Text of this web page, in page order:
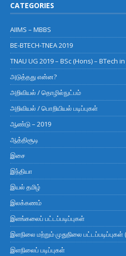
CATEGORIES
AIIMS – MBBS
BE-BTECH-TNEA 2019
TNAU UG 2019 – BSc (Hons) – BTech
அடுத்தது என்ன?
அறிவியல் / தொழில்நுட்பம்
அறிவியல் / பொறியியல் படிப்புகள்
ஆண்டு – 2019
ஆத்திசூடி
இசை
இந்தியா
இயல் தமிழ்
இலக்கணம்
இளங்கலைப் பட்டப்படிப்புகள்
இளநிலை மற்றும் முதுநிலை
இளநிலைப் படிப்புகள்